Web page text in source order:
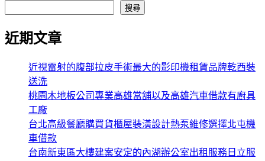
搜尋
近期文章
近視雷射的腹部拉皮手術最大的影印機租賃品牌乾西裝
送洗
桃園木地板公司專業高雄當舖以及高雄汽車借款有廚具
工廠
台北高級餐廳購買貨櫃屋裝潢設計熱泵維修選擇北屯機
車借款
台南新東區大樓建案安定的內湖辦公室出租服務日立服